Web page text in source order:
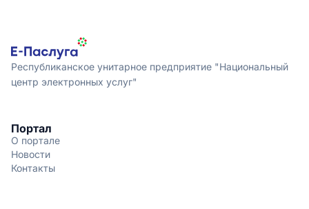
Республиканское унитарное предприятие "Национальный
центр электронных услуг"
Портал
О портале
Новости
Контакты